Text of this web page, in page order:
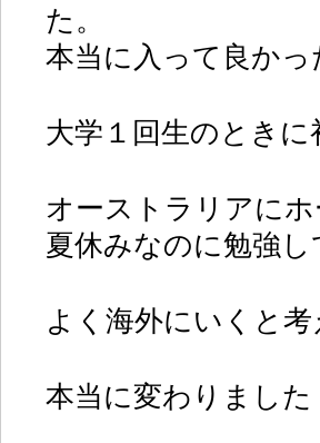
た。
本当に入って良かっ
大学１回生のとき
オーストラリアに
夏休みなのに勉強し
よく海外にいくと
本当に変わりました